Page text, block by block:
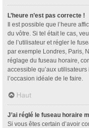
L’heure n’est pas correcte !
Il est possible que l’heure
du vôtre. Si tel était le cas,
de l’utilisateur et régler le
par exemple Londres, Paris,
réglage du fuseau horaire,
accessible qu’aux utilisateurs
l’occasion idéale de le faire.
Haut
J’ai réglé le fuseau horaire
Si vous êtes certain d’avoir